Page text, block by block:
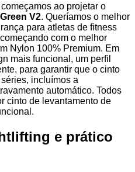
ao projetar o
V2. Queríamos o melhor
para atletas de fitness
com o melhor
Nylon 100% Premium. Em
mais funcional, um perfil
para garantir que o cinto
incluímos a
automático. Todos
cinto de levantamento de
e prático